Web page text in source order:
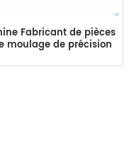
Fabricant de pièces
moulage de précision